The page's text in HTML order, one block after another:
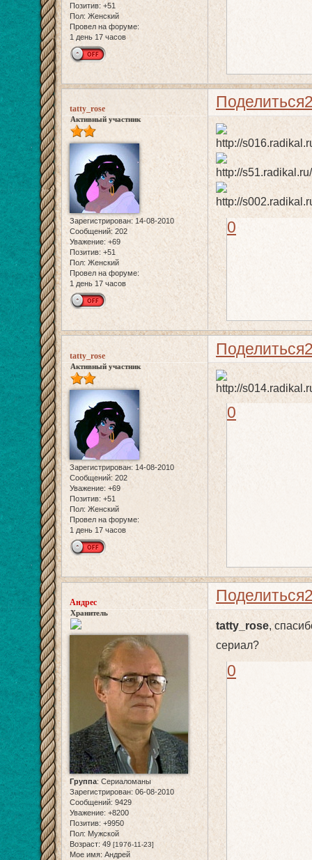
Позитив: +51
Пол: Женский
Провел на форуме:
1 день 17 часов
Поделиться
tatty_rose
Активный участник
Зарегистрирован: 14-08-2010
Сообщений: 202
Уважение: +69
Позитив: +51
Пол: Женский
Провел на форуме:
1 день 17 часов
0
Поделиться
tatty_rose
Активный участник
Зарегистрирован: 14-08-2010
Сообщений: 202
Уважение: +69
Позитив: +51
Пол: Женский
Провел на форуме:
1 день 17 часов
0
Поделиться
Андрес
Хранитель
Группа: Сериаломаны
Зарегистрирован: 06-08-2010
Сообщений: 9429
Уважение: +8200
Позитив: +9950
Пол: Мужской
Возраст: 49[1976-11-23]
Мое имя: Андрей
tatty_rose,
сериал?
0